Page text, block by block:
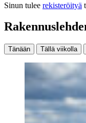
Sinun tulee rekisteröityä
Tänään Tällä viikolla